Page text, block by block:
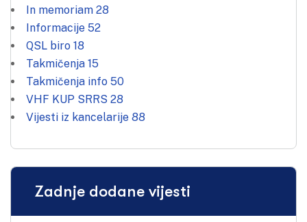
In memoriam 28
Informacije 52
QSL biro 18
Takmičenja 15
Takmičenja info 50
VHF KUP SRRS 28
Vijesti iz kancelarije 88
Zadnje dodane vijesti